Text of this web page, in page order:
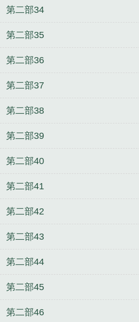
第二部34
第二部35
第二部36
第二部37
第二部38
第二部39
第二部40
第二部41
第二部42
第二部43
第二部44
第二部45
第二部46